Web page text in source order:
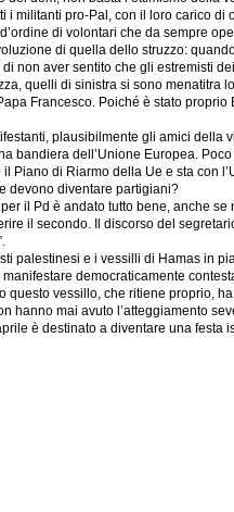
militanti pro-Pal, con il loro carico di
di volontari che da sempre
di quella dello struzzo:
non aver sentito che gli estremisti
quelli di sinistra si sono menatitra
Francesco. Poiché è stato
plausibilmente gli amici della
bandiera dell’Unione Europea.
di Riarmo della Ue e sta con
devono diventare partigiani?
il Pd è andato tutto bene, anche
il secondo. Il discorso del
palestinesi e i vessilli di Hamas in
democraticamente
vessillo, che ritiene proprio,
mai avuto l’atteggiamento
è destinato a diventare una